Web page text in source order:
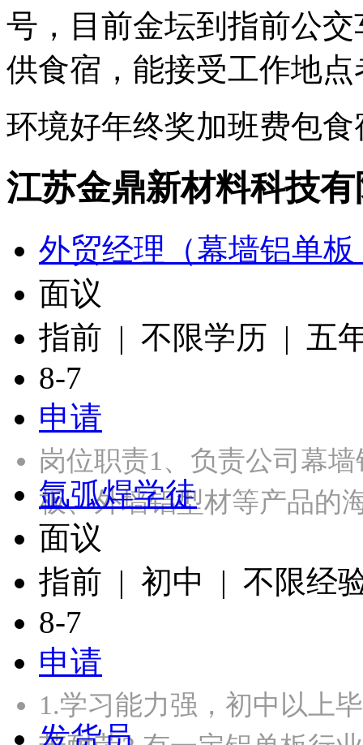
号，目前金坛到指前公
供食宿，能接受工作地
环境好年终奖加班费包食
江苏金鼎新材料科技
外贸经理（幕墙铝单
面议
指前 | 不限学历 | 五
8-7
申请
岗位职责1、负责公司幕
板、外墙铝型材等产品
氩弧焊学徒
面议
指前 | 初中 | 不限经
8-7
申请
1.学习能力强，初中以上
发货员